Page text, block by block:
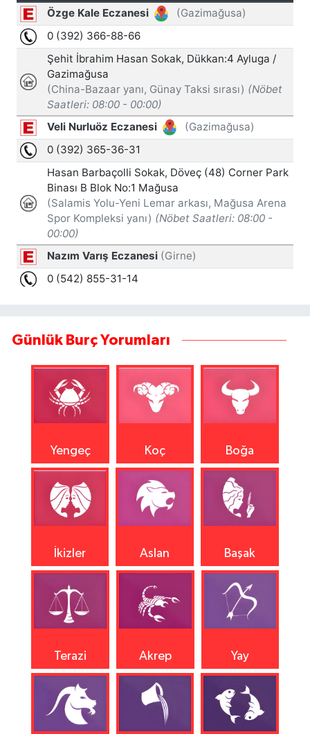
Günlük Burç Yorumları
Yengeç Koç Boğa
İkizler Aslan Başak
Terazi Akrep Yay